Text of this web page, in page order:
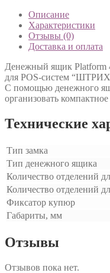
Описание
Характеристики
Отзывы (0)
Доставка и оплата
Денежный ящик Platform
для POS-систем
С помощью денежного
организовать
Технические
Тип замка
Тип денежного ящика
Количество отделений
Количество отделений
Фиксатор купюр
Габариты, мм
Отзывы
Отзывов пока нет.